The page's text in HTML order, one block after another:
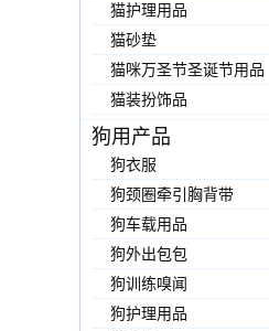
猫护理用品
猫砂垫
猫咪万圣节圣诞节用品
猫装扮饰品
狗用产品
狗衣服
狗颈圈牵引胸背带
狗车载用品
狗外出包包
狗训练嗅闻
狗护理用品